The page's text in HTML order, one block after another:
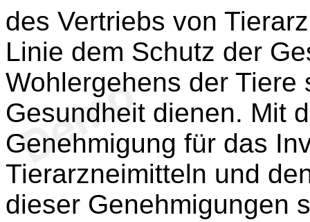
des Vertriebs von
Linie dem Schutz der
Wohlergehens der Tiere
Gesundheit dienen. Mit
Genehmigung für das
Tierarzneimitteln und
dieser Genehmigungen